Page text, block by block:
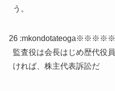
う。
26 :
監査役は会長はじめ歴代役
ければ、株主代表訴訟だ